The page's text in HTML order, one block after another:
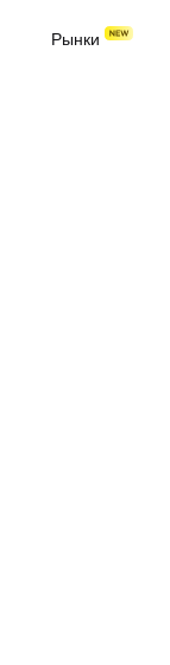
Рынки